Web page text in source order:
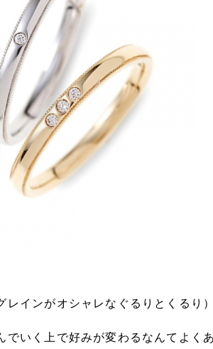
レインがオシャレなぐるりとくるり）
いく上で好みが変わるなんてよく